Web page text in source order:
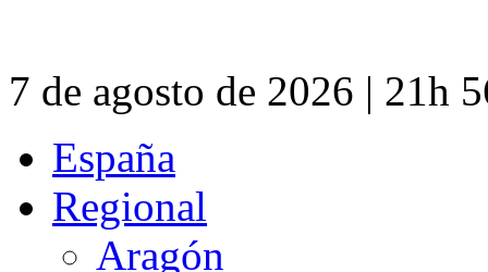
7 de agosto de 2026 | 21h
España
Regional
Aragón